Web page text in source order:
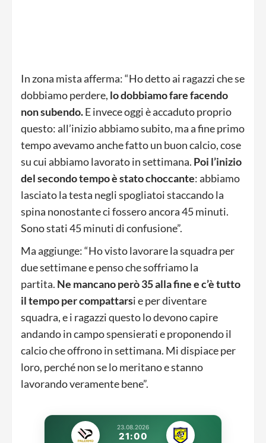
In zona mista afferma: “Ho detto ai ragazzi che se
dobbiamo perdere, lo dobbiamo fare facendo
non subendo.E invece oggi è accaduto proprio
questo: all’inizio abbiamo subito, ma a fine primo
tempo avevamo anche fatto un buon calcio, cose
su cui abbiamo lavorato in settimana. Poi l’inizio
del secondo tempo è stato choccante: abbiamo
lasciato la testa negli spogliatoi staccando la
spina nonostante ci fossero ancora 45 minuti.
Sono stati 45 minuti di confusione”.
Ma aggiunge: “Ho visto lavorare la squadra per
due settimane e penso che soffriamo la
partita. Ne mancano però 35 alla fine e c’è tutto
il tempo per compattarsi e per diventare
squadra, e i ragazzi questo lo devono capire
andando in campo spensierati e proponendo il
calcio che offrono in settimana. Mi dispiace per
loro, perché non se lo meritano e stanno
lavorando veramente bene”.
23.08.2026
21:00